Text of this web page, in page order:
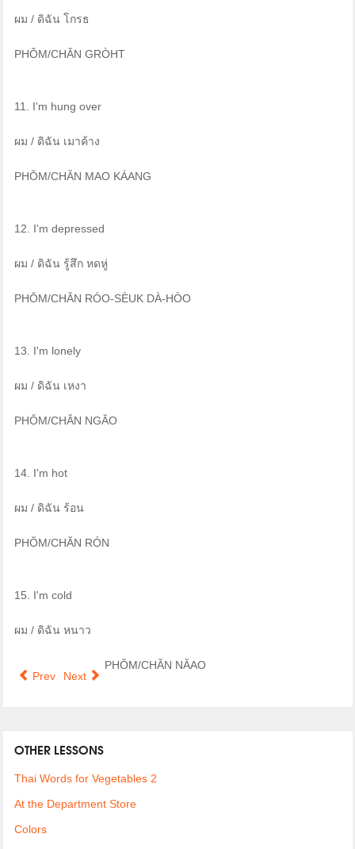
ผม / ดิฉัน โกรธ
PHŎM/CHĂN GRÒHT
11. I'm hung over
ผม / ดิฉัน เมาค้าง
PHŎM/CHĂN MAO KÁANG
12. I'm depressed
ผม / ดิฉัน รู้สึก หดหู่
PHŎM/CHĂN RÓO-SÈUK DÀ-HÒO
13. I'm lonely
ผม / ดิฉัน เหงา
PHŎM/CHĂN NGĂO
14. I'm hot
ผม / ดิฉัน ร้อน
PHŎM/CHĂN RÓN
15. I'm cold
ผม / ดิฉัน หนาว
PHŎM/CHĂN NĂAO
Prev
Next
OTHER LESSONS
Thai Words for Vegetables 2
At the Department Store
Colors